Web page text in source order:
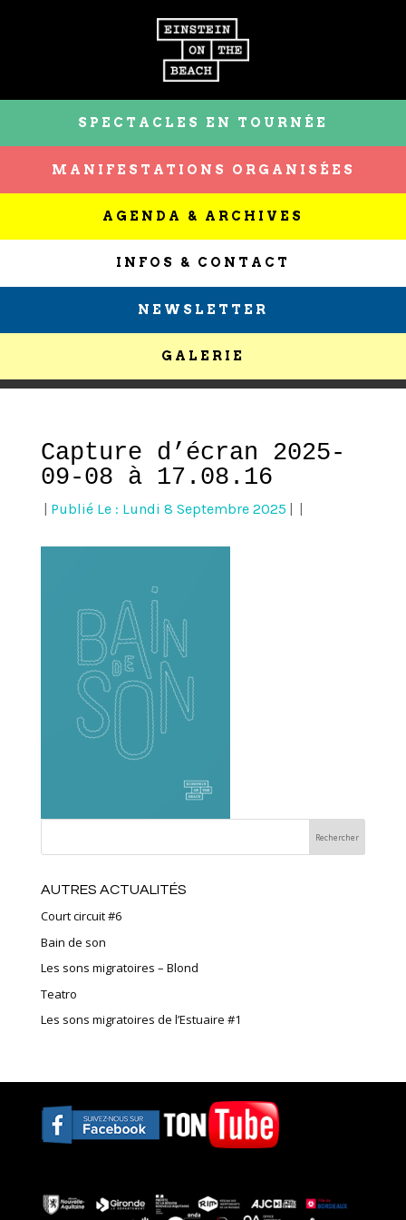
SPECTACLES EN TOURNÉE
MANIFESTATIONS ORGANISÉES
AGENDA & ARCHIVES
INFOS & CONTACT
NEWSLETTER
GALERIE
Capture d’écran 2025-
09-08 à 17.08.16
Publié Le : Lundi 8 Septembre 2025
AUTRES ACTUALITÉS
Court circuit #6
Bain de son
Les sons migratoires – Blond
Teatro
Les sons migratoires de l’Estuaire #1